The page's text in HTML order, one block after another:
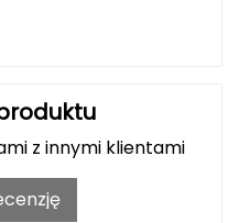
z innymi klientami